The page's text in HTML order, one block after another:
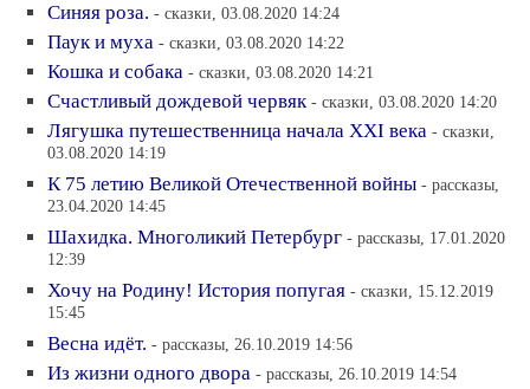
Синяя роза. - сказки, 03.08.2020 14:24
Паук и муха - сказки, 03.08.2020 14:22
Кошка и собака - сказки, 03.08.2020 14:21
Счастливый дождевой червяк - сказки, 03.08.2020 14:20
Лягушка путешественница начала XXI века - сказки,
03.08.2020 14:19
К 75 летию Великой Отечественной войны - рассказы,
23.04.2020 14:45
Шахидка. Многоликий Петербург - рассказы, 17.01.2020
12:39
Хочу на Родину! История попугая - сказки, 15.12.2019
15:45
Весна идёт. - рассказы, 26.10.2019 14:56
Из жизни одного двора - рассказы, 26.10.2019 14:54